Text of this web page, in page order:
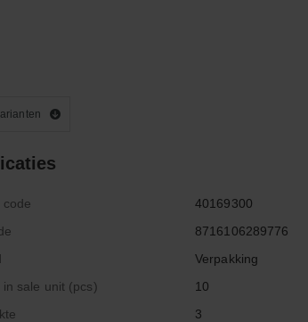
code
40169300
8716106289776
Verpakking
in sale unit (pcs)
10
3